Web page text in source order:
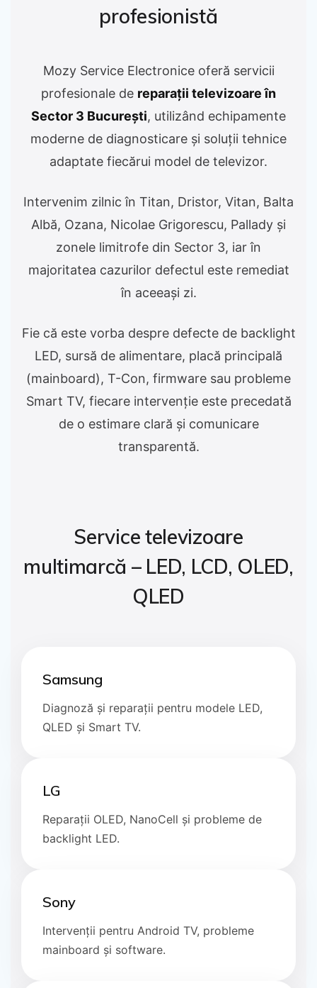
profesionistă
Mozy Service Electronice oferă servicii
profesionale de reparații televizoare în
Sector 3 București, utilizând echipamente
moderne de diagnosticare și soluții tehnice
adaptate fiecărui model de televizor.
Intervenim zilnic în Titan, Dristor, Vitan, Balta
Albă, Ozana, Nicolae Grigorescu, Pallady și
zonele limitrofe din Sector 3, iar în
majoritatea cazurilor defectul este remediat
în aceeași zi.
Fie că este vorba despre defecte de backlight
LED, sursă de alimentare, placă principală
(mainboard), T-Con, firmware sau probleme
Smart TV, fiecare intervenție este precedată
de o estimare clară și comunicare
transparentă.
Service televizoare
multimarcă – LED, LCD, OLED,
QLED
Samsung
Diagnoză și reparații pentru modele LED,
QLED și Smart TV.
LG
Reparații OLED, NanoCell și probleme de
backlight LED.
Sony
Intervenții pentru Android TV, probleme
mainboard și software.